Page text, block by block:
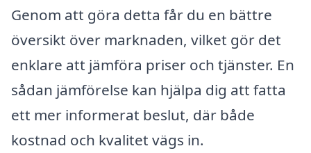
Genom att göra detta får du en bättre
översikt över marknaden, vilket gör det
enklare att jämföra priser och tjänster. En
sådan jämförelse kan hjälpa dig att fatta
ett mer informerat beslut, där både
kostnad och kvalitet vägs in.